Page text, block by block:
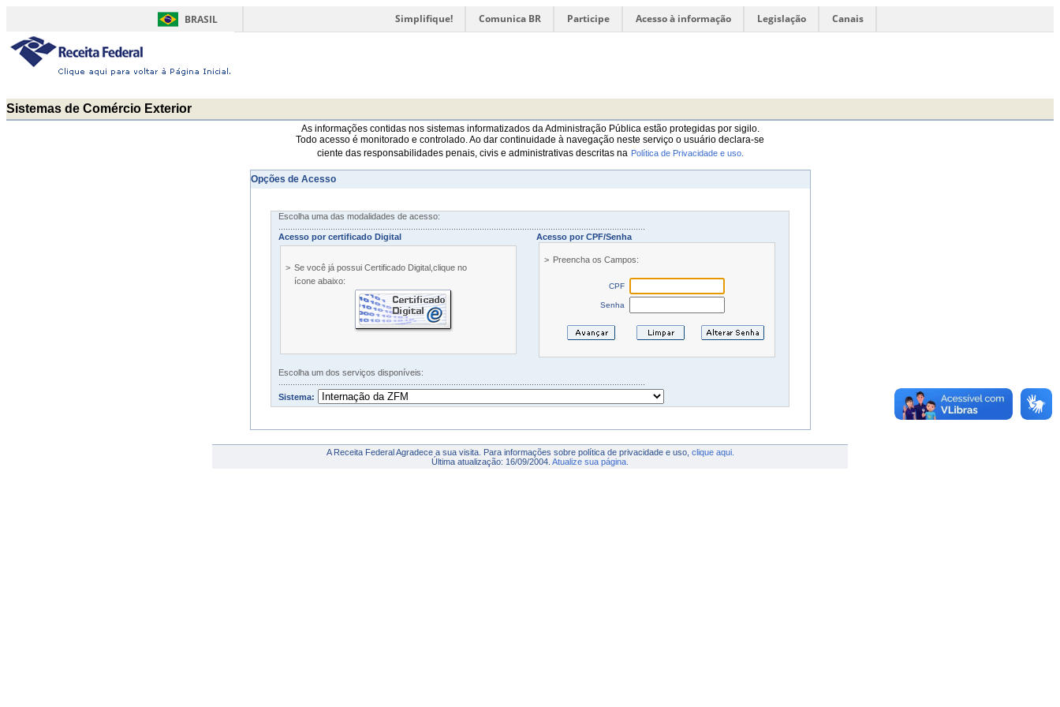
BRASIL Simplifique! Comunica BR Participe Acesso à informação Legislação Canais
Sistemas de Comércio Exterior
As informações contidas nos sistemas informatizados da Administração Pública estão protegidas por sigilo.
Todo acesso é monitorado e controlado. Ao dar continuidade à navegação neste serviço o usuário declara-se
ciente das responsabilidades penais, civis e administrativas descritas na Política de Privacidade e uso.
Opções de Acesso
Escolha uma das modalidades de acesso:
Acesso por certificado Digital
Acesso por CPF/Senha
> Se você já possui Certificado Digital,clique no
ícone abaixo:
> Preencha os Campos:
CPF
Senha
Escolha um dos serviços disponíveis:
Sistema:
A Receita Federal Agradece a sua visita. Para informações sobre política de privacidade e uso, clique aqui.
Última atualização: 16/09/2004. Atualize sua página.